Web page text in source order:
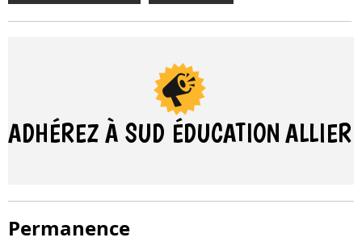
ADHÉREZ À SUD ÉDUCATION ALLIER
Permanence